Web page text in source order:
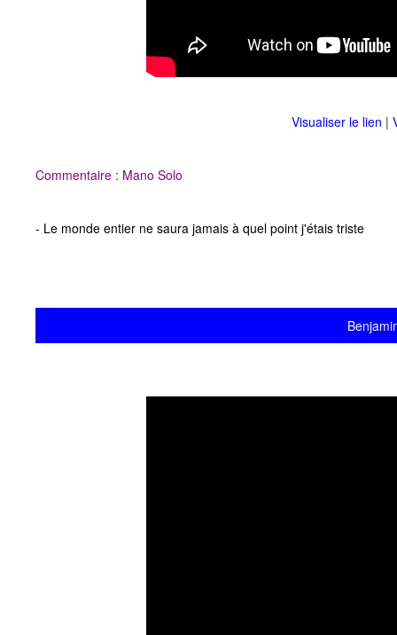
Visualiser le lien |
Commentaire : Mano Solo
- Le monde entier ne saura jamais à quel point j'étais triste